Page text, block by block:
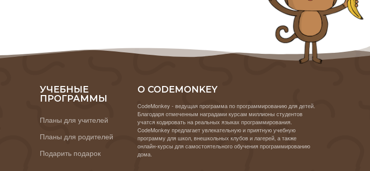
УЧЕБНЫЕ
ПРОГРАММЫ
Планы для учителей
Планы для родителей
Подарить подарок
О CODEMONKEY
CodeMonkey - ведущая программа по программированию для детей.
Благодаря отмеченным наградами курсам миллионы студентов
учатся кодировать на реальных языках программирования.
CodeMonkey предлагает увлекательную и приятную учебную
программу для школ, внешкольных клубов и лагерей, а также
онлайн-курсы для самостоятельного обучения программированию
дома.